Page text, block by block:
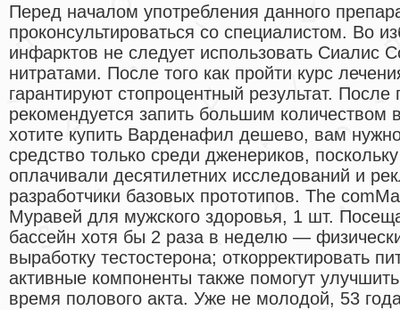
Перед началом употребления данного
проконсультироваться со специалистом. Во
инфарктов не следует использовать Сиалис
нитратами. После того как пройти курс
гарантируют стопроцентный результат.
рекомендуется запить большим
хотите купить Варденафил дешево, вам
средство только среди дженериков,
оплачивали десятилетних исследований и
разработчики базовых прототипов. The
Муравей для мужского здоровья, 1 шт.
бассейн хотя бы 2 раза в неделю —
выработку тестостерона; откорректировать
активные компоненты также помогут
время полового акта. Уже не молодой, 53